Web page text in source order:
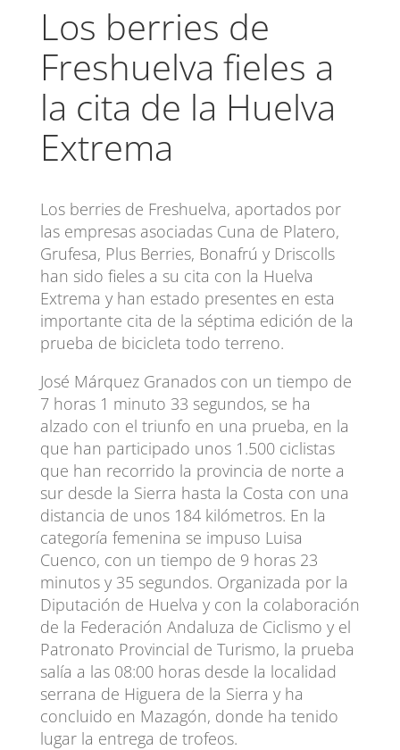
Los berries de
Freshuelva fieles a
la cita de la Huelva
Extrema
Los berries de Freshuelva, aportados por
las empresas asociadas Cuna de Platero,
Grufesa, Plus Berries, Bonafrú y Driscolls
han sido fieles a su cita con la Huelva
Extrema y han estado presentes en esta
importante cita de la séptima edición de la
prueba de bicicleta todo terreno.
José Márquez Granados con un tiempo de
7 horas 1 minuto 33 segundos, se ha
alzado con el triunfo en una prueba, en la
que han participado unos 1.500 ciclistas
que han recorrido la provincia de norte a
sur desde la Sierra hasta la Costa con una
distancia de unos 184 kilómetros. En la
categoría femenina se impuso Luisa
Cuenco, con un tiempo de 9 horas 23
minutos y 35 segundos. Organizada por la
Diputación de Huelva y con la colaboración
de la Federación Andaluza de Ciclismo y el
Patronato Provincial de Turismo, la prueba
salía a las 08:00 horas desde la localidad
serrana de Higuera de la Sierra y ha
concluido en Mazagón, donde ha tenido
lugar la entrega de trofeos.